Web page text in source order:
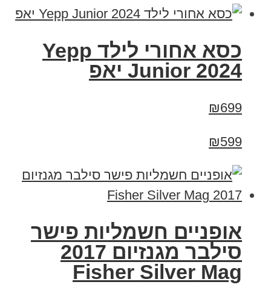
כסא אחורי לילד Yepp
Junior 2024 יאפ
₪699
₪599
אופניים חשמליות פישר
סילבר מגנזיום 2017
Fisher Silver Mag